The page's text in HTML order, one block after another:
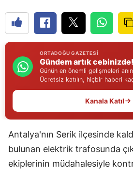
Elazığ
Erzurum
Gaziantep
Hakkari
ORTADOĞU GAZETESI
Gündem artık cebinizde!
Günün en önemli gelişmeleri
Ücretsiz katılın, hiçbir haberi
Kanala Katıl
Antalya'nın Serik ilçesinde
bulunan elektrik trafosunda
ekiplerinin müdahalesiyle